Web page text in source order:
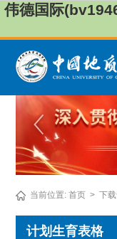
伟德国际
当前位置:首页 > 下
计划生育表格